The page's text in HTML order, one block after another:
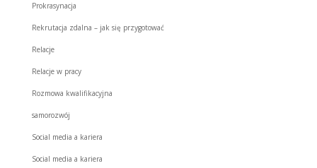
Prokrasynacja
Rekrutacja zdalna – jak się przygotować
Relacje
Relacje w pracy
Rozmowa kwalifikacyjna
samorozwój
Social media a kariera
Social media a kariera